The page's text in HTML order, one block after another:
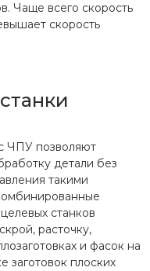
Чаще всего скорость
скорость
ЧПУ позволяют
детали без
такими
станков
расточку,
и фасок на
заготовок плоских